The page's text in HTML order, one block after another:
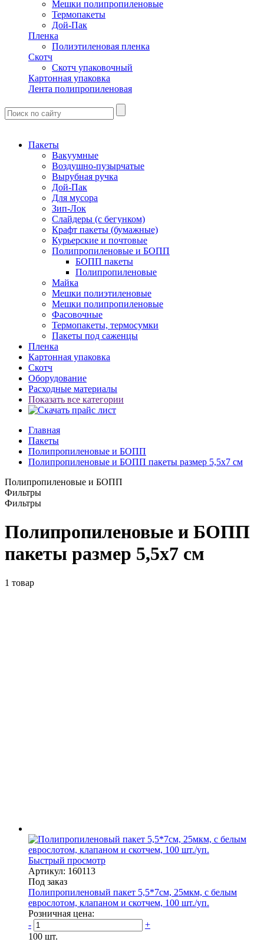
Мешки полипропиленовые
Термопакеты
Дой-Пак
Пленка
Полиэтиленовая пленка
Скотч
Скотч упаковочный
Картонная упаковка
Лента полипропиленовая
Пакеты
Вакуумные
Воздушно-пузырчатые
Вырубная ручка
Дой-Пак
Для мусора
Зип-Лок
Слайдеры (с бегунком)
Крафт пакеты (бумажные)
Курьерские и почтовые
Полипропиленовые и БОПП
БОПП пакеты
Полипропиленовые
Майка
Мешки полиэтиленовые
Мешки полипропиленовые
Фасовочные
Термопакеты, термосумки
Пакеты под саженцы
Пленка
Картонная упаковка
Скотч
Оборудование
Расходные материалы
Показать все категории
Главная
Пакеты
Полипропиленовые и БОПП
Полипропиленовые и БОПП пакеты размер 5,5x7 см
Полипропиленовые и БОПП
Фильтры
Фильтры
Полипропиленовые и БОПП
пакеты размер 5,5x7 см
1 товар
Быстрый просмотр
Артикул: 160113
Под заказ
Полипропиленовый пакет 5,5*7см, 25мкм, с белым
еврослотом, клапаном и скотчем, 100 шт./уп.
Розничная цена:
-
+
100 шт.